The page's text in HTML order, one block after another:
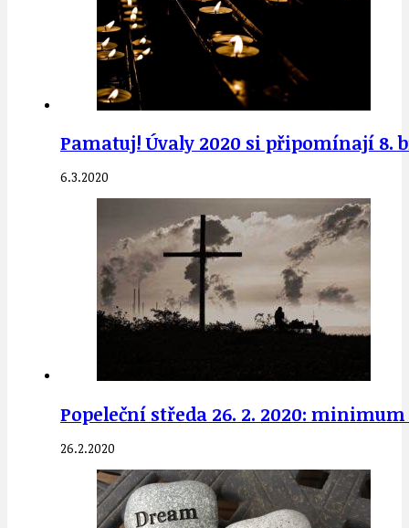
Pamatuj! Úvaly 2020 si připomínají 8.
6.3.2020
Popeleční středa 26. 2. 2020:
26.2.2020